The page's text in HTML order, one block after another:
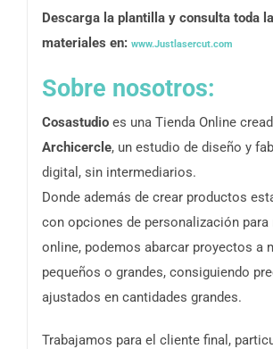
Descarga la plantilla y consulta toda
materiales en: www.Justlasercut.com
Sobre nosotros:
Cosastudioes una Tienda Online
Archicercle, un estudio de diseño y
digital, sin intermediarios.
Donde además de crear productos
con opciones de personalización para
online, podemos abarcar proyectos a
pequeños o grandes, consiguiendo
ajustados en cantidades grandes.
Trabajamos para el cliente final,